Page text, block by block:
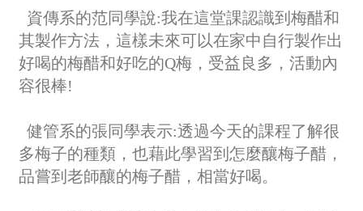
資傳系的范同學說:我在這堂課認識到梅醋和
其製作方法，這樣未來可以在家中自行製作出
好喝的梅醋和好吃的Q梅，受益良多，活動內
容很棒!
健管系的張同學表示:透過今天的課程了解很
多梅子的種類，也藉此學習到怎麼釀梅子醋，
品嘗到老師釀的梅子醋，相當好喝。